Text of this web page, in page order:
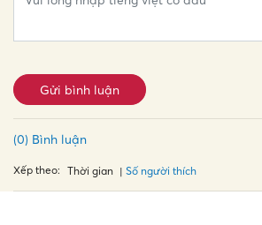
Gửi bình luận
(0) Bình luận
Xếp theo: Thời gian Số người thích